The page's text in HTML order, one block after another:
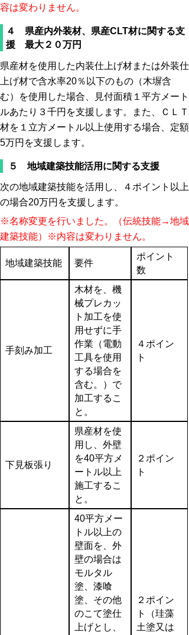
容は変わりません。
４ 県産内外装材、県産CLT材に関する支
援 最大２０万円
県産材を使用した内装仕上げ材または外装仕
上げ材で含水率20％以下のもの（木塀含
む）を使用した場合、見付面積１平方メート
ルあたり３千円を支援します。また、ＣＬＴ
材を１立方メートル以上使用する場合、定額
5万円を支援します。
５ 地域建築技能活用に関する支援
次の地域建築技能を活用し、４ポイント以上
の場合20万円を支援します。
※名称変更を行いました。（伝統技能→地域
建築技能）※内容は変わりません。
地域建築技能 要件
ポイント
数
手刻み加工
木材を、機
械プレカッ
ト加工を使
用せずに手
作業（電動
工具を使用
する場合を
含む。）で
加工するこ
と。
４ポイン
ト
下見板張り
県産材を使
用し、外壁
を40平方メ
ートル以上
施工するこ
と。
２ポイン
ト
40平方メー
トル以上の
壁面を、外
壁の場合は
モルタル
塗、漆喰
塗、その他
のこて塗仕
上げとし、
２ポイン
ト（珪藻
土塗又は